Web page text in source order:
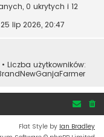
0 ukrytych i 12
lip 2026, 20:47
• Liczba użytkowników:
Flat Style by Ian Bradley